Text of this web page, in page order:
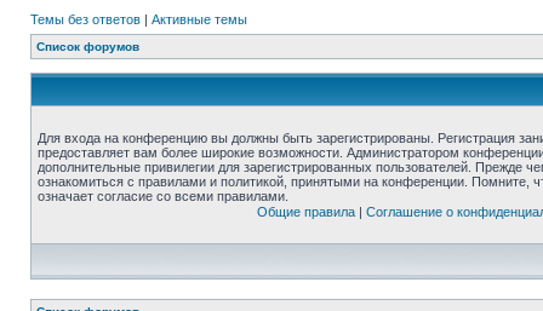
Темы без ответов | Активные темы
Список форумов
Для входа на конференцию вы должны быть зарегистрированы. Регистрация
предоставляет вам более широкие возможности. Администратором
дополнительные привилегии для зарегистрированных пользователей. Прежде
ознакомиться с правилами и политикой, принятыми на конференции. Помните,
означает согласие со всеми правилами.
Общие правила| Соглашение о